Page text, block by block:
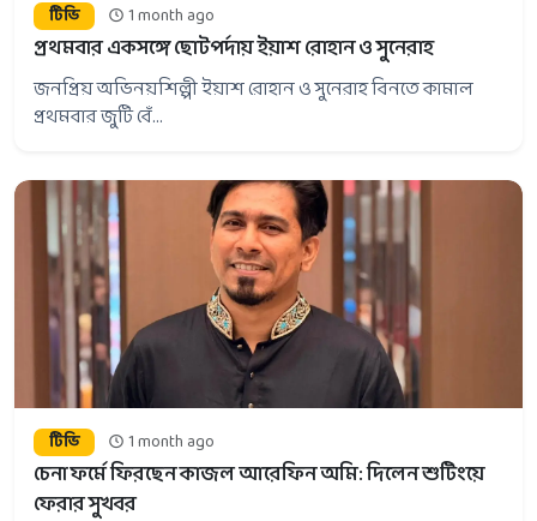
টিভি 1 month ago
প্রথমবার একসঙ্গে ছোটপর্দায় ইয়াশ রোহান ও সুনেরাহ
জনপ্রিয় অভিনয়শিল্পী ইয়াশ রোহান ও সুনেরাহ বিনতে কামাল
প্রথমবার জুটি বেঁ...
টিভি 1 month ago
চেনা ফর্মে ফিরছেন কাজল আরেফিন অমি: দিলেন শুটিংয়ে
ফেরার সুখবর